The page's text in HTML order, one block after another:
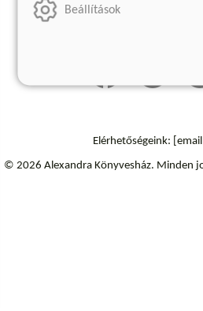
Szállítási információk
Elérhetőségeink:
© 2026 Alexandra Könyvesház. Minden
Beállítások